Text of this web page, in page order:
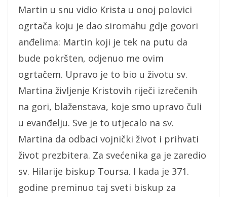
Martin u snu vidio Krista u onoj polovici
ogrtača koju je dao siromahu gdje govori
anđelima: Martin koji je tek na putu da
bude pokršten, odjenuo me ovim
ogrtačem. Upravo je to bio u životu sv.
Martina življenje Kristovih riječi izrečenih
na gori, blaženstava, koje smo upravo čuli
u evanđelju. Sve je to utjecalo na sv.
Martina da odbaci vojnički život i prihvati
život prezbitera. Za svećenika ga je zaredio
sv. Hilarije biskup Toursa. I kada je 371.
godine preminuo taj sveti biskup za